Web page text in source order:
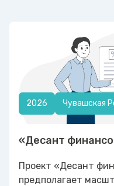
2026 Чувашская
«Десант
Проект «Десант
предполагает